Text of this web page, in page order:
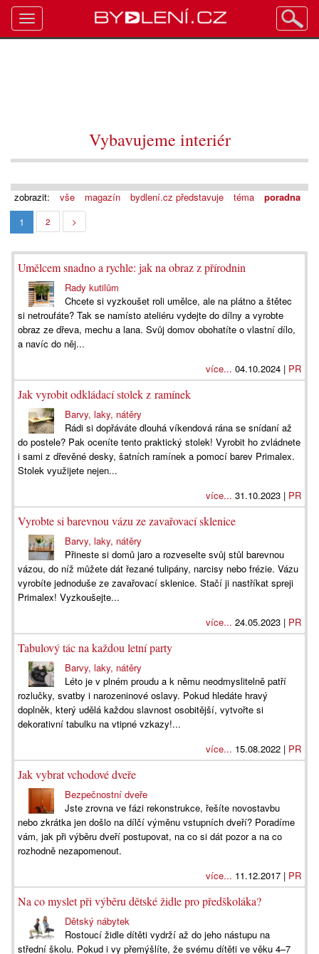
Vybavujeme interiér
zobrazit: vše magazín bydlení.cz představuje téma
poradna
1
2 >
Umělcem snadno a rychle: jak na obraz z přírodnin
Rady kutilům
Chcete si vyzkoušet roli umělce, ale na plátno a štětec
si netroufáte? Tak se namísto ateliéru vydejte do dílny a vyrobte
obraz ze dřeva, mechu a lana. Svůj domov obohatíte o vlastní dílo,
a navíc do něj...
více... 04.10.2024 | PR
Jak vyrobit odkládací stolek z ramínek
Barvy, laky, nátěry
Rádi si dopřáváte dlouhá víkendová rána se snídaní až
do postele? Pak oceníte tento praktický stolek! Vyrobit ho zvládnete
i sami z dřevěné desky, šatních ramínek a pomocí barev Primalex.
Stolek využijete nejen...
více... 31.10.2023 | PR
Vyrobte si barevnou vázu ze zavařovací sklenice
Barvy, laky, nátěry
Přineste si domů jaro a rozveselte svůj stůl barevnou
vázou, do níž můžete dát řezané tulipány, narcisy nebo frézie. Vázu
vyrobíte jednoduše ze zavařovací sklenice. Stačí ji nastříkat spreji
Primalex! Vyzkoušejte...
více... 24.05.2023 | PR
Tabulový tác na každou letní party
Barvy, laky, nátěry
Léto je v plném proudu a k němu neodmyslitelně patří
rozlučky, svatby i narozeninové oslavy. Pokud hledáte hravý
doplněk, který udělá každou slavnost osobitější, vytvořte si
dekorativní tabulku na vtipné vzkazy!...
více... 15.08.2022 | PR
Jak vybrat vchodové dveře
Bezpečnostní dveře
Jste zrovna ve fázi rekonstrukce, řešíte novostavbu
nebo zkrátka jen došlo na dílčí výměnu vstupních dveří? Poradíme
vám, jak při výběru dveří postupovat, na co si dát pozor a na co
rozhodně nezapomenout.
více... 11.12.2017 | PR
Na co myslet při výběru dětské židle pro předškoláka?
Dětský nábytek
Rostoucí židle dítěti vydrží až do jeho nástupu na
střední školu. Pokud i vy přemýšlíte, že svému dítěti ve věku 4–7
Toggle
navigation